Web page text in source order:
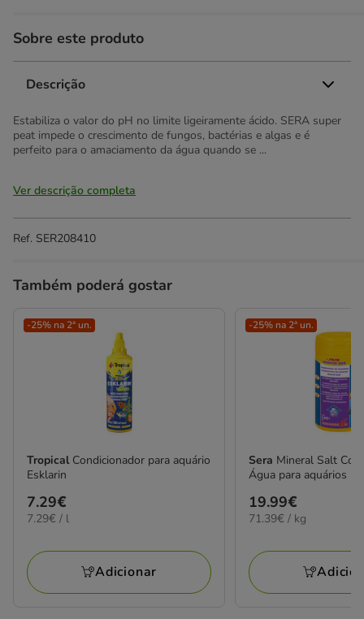
Sobre este produto
Descrição
Estabiliza o valor do pH no limite ligeiramente ácido. SERA super
peat impede o crescimento de fungos, bactérias e algas e é
perfeito para o amaciamento da água quando se ...
Ver descrição completa
Ref. SER208410
Também poderá gostar
-25% na 2ª un.
Tropical Condicionador para aquário
Esklarin
Preço
7.29€
7.29€
7.29€
7.29€ / l
Adicionar
-25% na 2ª un.
Sera Mineral Salt
Água para aquários
Preço
19.99€
19.99€
71.39€
71.39€ / kg